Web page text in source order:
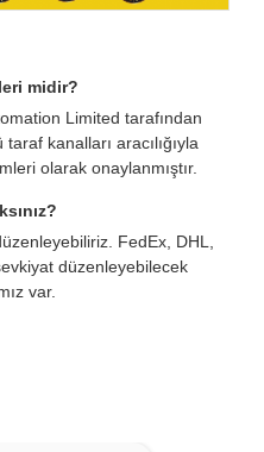
midir?
Limited tarafından
kanalları aracılığıyla
olarak onaylanmıştır.
FedEx, DHL,
düzenleyebilecek
var.